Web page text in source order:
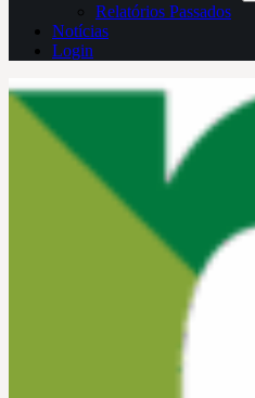
Relatórios Passados
Notícias
Login